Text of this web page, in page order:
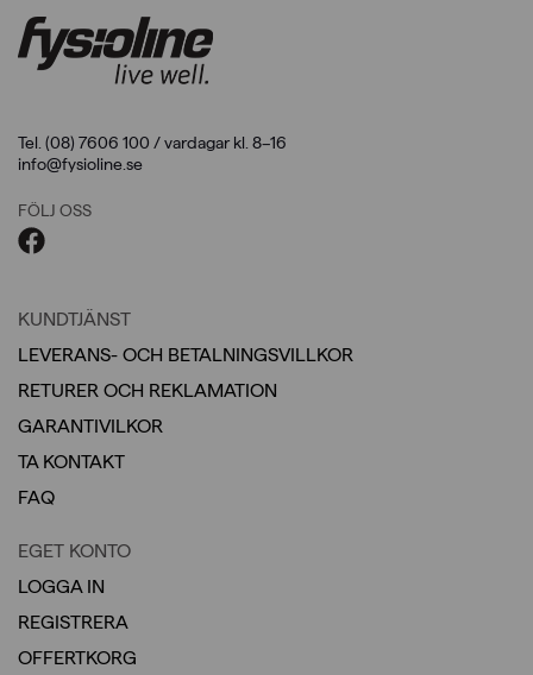
Tel. (08) 7606 100 / vardagar kl. 8–16
info@fysioline.se
FÖLJ OSS
KUNDTJÄNST
LEVERANS- OCH BETALNINGSVILLKOR
RETURER OCH REKLAMATION
GARANTIVILKOR
TA KONTAKT
FAQ
EGET KONTO
LOGGA IN
REGISTRERA
OFFERTKORG